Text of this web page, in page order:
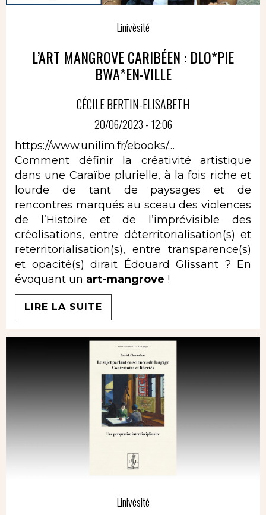
Linivèsité
L’ART MANGROVE CARIBÉEN : DLO*PIE
BWA*EN-VILLE
CÉCILE BERTIN-ELISABETH
20/06/2023 - 12:06
https://www.unilim.fr/ebooks/…
Comment définir la créativité artistique
dans une Caraïbe plurielle, à la fois riche et
lourde de tant de paysages et de
rencontres marqués au sceau des violences
de l’Histoire et de l’imprévisible des
créolisations, entre déterritorialisation(s) et
reterritorialisation(s), entre transparence(s)
et opacité(s) dirait Édouard Glissant ? En
évoquant un art-mangrove !
LIRE LA SUITE
Linivèsité